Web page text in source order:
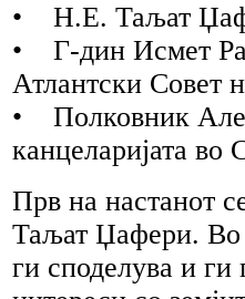
• Н.Е. Таљат
• Г-дин Исмет
Атлантски Совет
• Полковник
канцеларијата во
Прв на настанот
Таљат Џафери. Во
ги споделува и ги